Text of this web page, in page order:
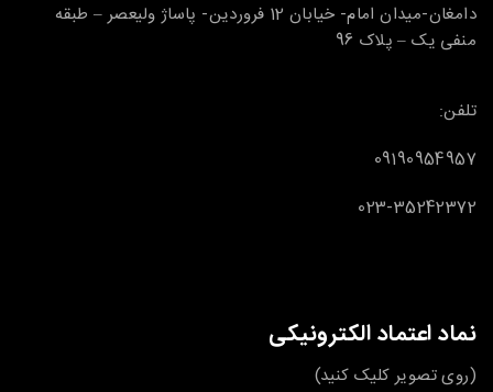
دامغان-میدان امام- خیابان 12 فروردین- پاساژ ولیعصر – طبقه
منفی یک – پلاک 96
تلفن:
09190954957
023-35242372
نماد اعتماد الکترونیکی
(روی تصویر کلیک کنید)